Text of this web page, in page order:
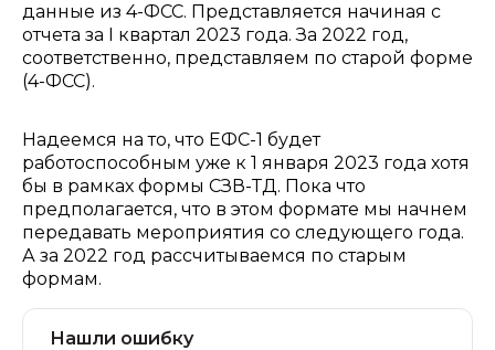
данные из 4-ФСС. Представляется начиная с
отчета за I квартал 2023 года. За 2022 год,
соответственно, представляем по старой форме
(4-ФСС).
Надеемся на то, что ЕФС-1 будет
работоспособным уже к 1 января 2023 года хотя
бы в рамках формы СЗВ-ТД. Пока что
предполагается, что в этом формате мы начнем
передавать мероприятия со следующего года.
А за 2022 год рассчитываемся по старым
формам.
Нашли ошибку